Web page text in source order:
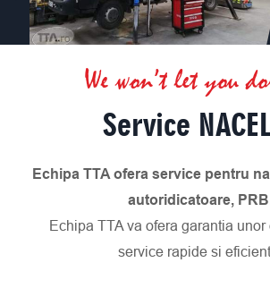
We won’t let you
Service
Echipa TTA ofera service pentru
autoridicatoare,
Echipa TTA va ofera garantia
service rapide si